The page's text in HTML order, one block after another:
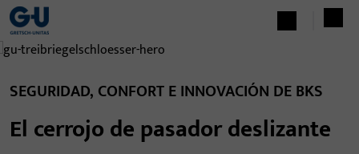
SEGURIDAD, CONFORT E INNOVACIÓN DE BKS
El cerrojo de pasador deslizante